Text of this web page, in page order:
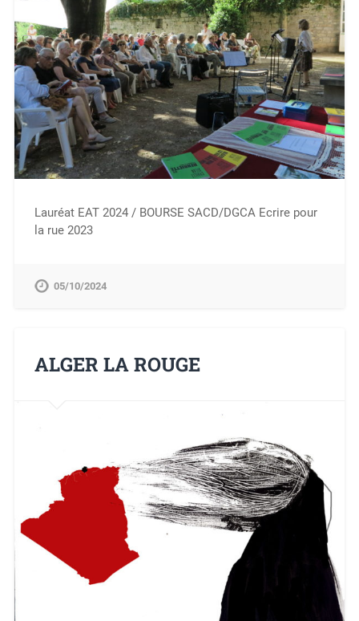
Lauréat EAT 2024 / BOURSE SACD/DGCA Ecrire pour
la rue 2023
05/10/2024
ALGER LA ROUGE